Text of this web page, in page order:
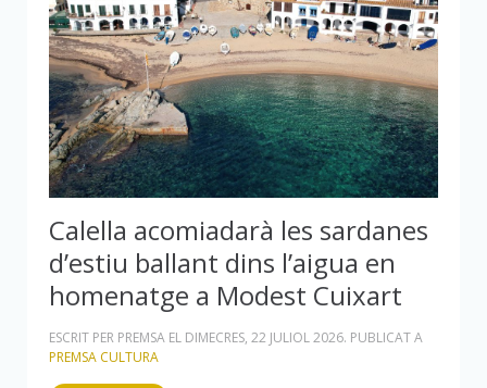
Calella acomiadarà les sardanes
d’estiu ballant dins l’aigua en
homenatge a Modest Cuixart
ESCRIT PER PREMSA EL DIMECRES, 22 JULIOL 2026. PUBLICAT A
PREMSA CULTURA